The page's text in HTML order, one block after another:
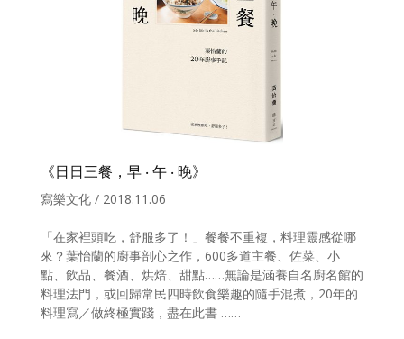
《日日三餐，早 ‧ 午 ‧ 晚》
寫樂文化 / 2018.11.06
「在家裡頭吃，舒服多了！」餐餐不重複，料理靈感從哪
來？葉怡蘭的廚事剖心之作，600多道主餐、佐菜、小
點、飲品、餐酒、烘焙、甜點……無論是涵養自名廚名館的
料理法門，或回歸常民四時飲食樂趣的隨手混煮，20年的
料理寫／做終極實踐，盡在此書 ……